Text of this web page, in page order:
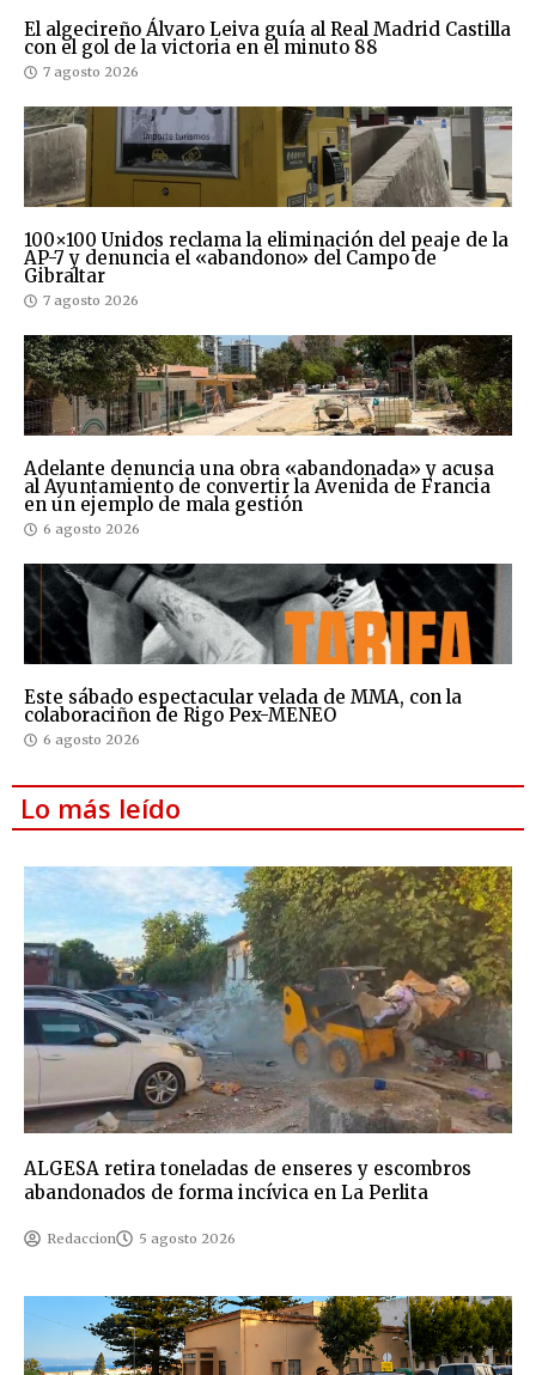
El algecireño Álvaro Leiva guía al Real Madrid Castilla
con el gol de la victoria en el minuto 88
7 agosto 2026
100×100 Unidos reclama la eliminación del peaje de la
AP-7 y denuncia el «abandono» del Campo de
Gibraltar
7 agosto 2026
Adelante denuncia una obra «abandonada» y acusa
al Ayuntamiento de convertir la Avenida de Francia
en un ejemplo de mala gestión
6 agosto 2026
Este sábado espectacular velada de MMA, con la
colaboraciñon de Rigo Pex-MENEO
6 agosto 2026
Lo más leído
ALGESA retira toneladas de enseres y escombros
abandonados de forma incívica en La Perlita
Redaccion 5 agosto 2026